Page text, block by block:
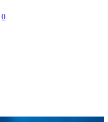
0